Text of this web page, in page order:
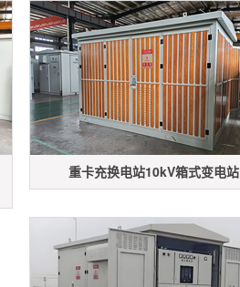
重卡充换电站10kV箱式变电站